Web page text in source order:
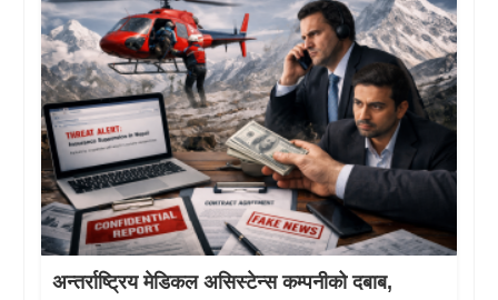
अन्तर्राष्ट्रिय मेडिकल असिस्टेन्स कम्पनीको दबाब,